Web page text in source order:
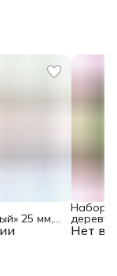
25 мм,
Line Нет в
Набор
мм